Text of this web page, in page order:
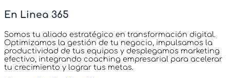
En Linea 365
Somos tu aliado estratégico en transformación digital.
Optimizamos la gestión de tu negocio, impulsamos la
productividad de tus equipos y desplegamos marketing
efectivo, integrando coaching empresarial para acelerar
tu crecimiento y lograr tus metas.